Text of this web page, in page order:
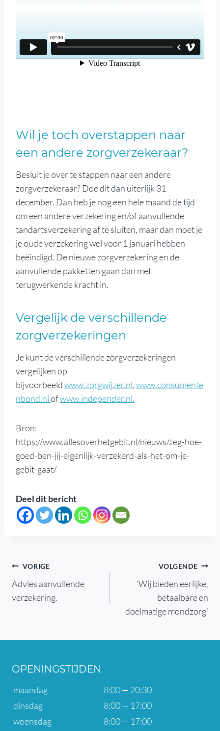
Wil je toch overstappen naar
een andere zorgverzekeraar?
Besluit je over te stappen naar een andere
zorgverzekeraar? Doe dit dan uiterlijk 31
december. Dan heb je nog een hele maand de tijd
om een ​​andere verzekering en/of aanvullende
tandartsverzekering af te sluiten, maar dan moet je
je oude verzekering wel voor 1 januari hebben
beëindigd. De nieuwe zorgverzekering en de
aanvullende pakketten gaan dan met
terugwerkende kracht in.
Vergelijk de verschillende
zorgverzekeringen
Je kunt de verschillende zorgverzekeringen
vergelijken op
bijvoorbeeldwww.zorgwijzer.nl,www.consumente
nbond.nlofwww.independer.nl.
Bron:
https://www.allesoverhetgebit.nl/nieuws/zeg-hoe-
goed-ben-jij-eigenlijk-verzekerd-als-het-om-je-
gebit-gaat/
Deel dit bericht
Bericht
navigatie
VORIGE
Advies aanvullende
verzekering.
VOLGENDE
‘Wij bieden eerlijke,
betaalbare en
doelmatige mondzorg’
OPENINGSTIJDEN
maandag
8:00 — 20:30
dinsdag
8:00 — 17:00
woensdag
8:00 — 17:00